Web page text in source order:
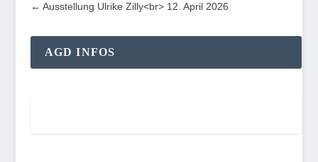
Ausstellung Ulrike Zilly<br> 12. April 2026
AGD INFOS